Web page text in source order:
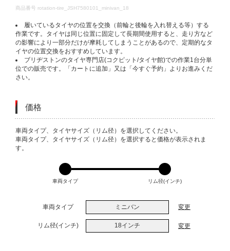
DETAILS
商品番号 rotation-tire_JSH7580101_minivan_18
履いているタイヤの位置を交換（前輪と後輪を入れ替える等）する
作業です。タイヤは同じ位置に固定して長期間使用すると、走り方など
の影響により一部分だけが摩耗してしまうことがあるので、定期的なタ
イヤの位置交換をおすすめしています。
ブリヂストンのタイヤ専門店(コクピット/タイヤ館)での作業1台分単
位での販売です。「カートに追加」又は「今すぐ予約」よりお進みくだ
さい。
価格
VARIATIONS
車両タイプ、タイヤサイズ（リム径）を選択してください。
車両タイプ、タイヤサイズ（リム径）を選択すると価格が表示されま
す。
車両タイプ リム径(インチ)
車両タイプ ミニバン 変更
リム径(インチ) 18インチ 変更